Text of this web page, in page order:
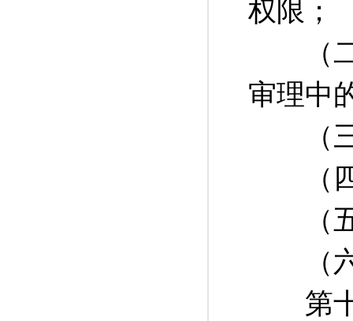
权限；
（二
审理中
（三
（四
（五
（六
第十